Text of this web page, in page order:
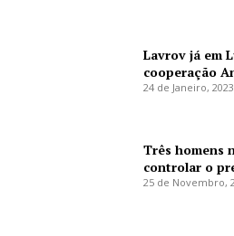
Lavrov já em
cooperação
24 de Janeiro, 2023
Três homens
controlar o
25 de Novembro,